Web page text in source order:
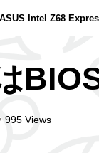
ASUS Intel Z68 Express
995 Views